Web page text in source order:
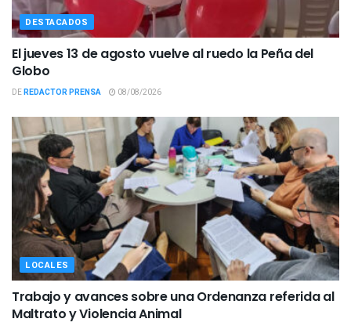
DESTACADOS
El jueves 13 de agosto vuelve al ruedo la Peña del
Globo
DEREDACTOR PRENSA 08/08/2026
LOCALES
Trabajo y avances sobre una Ordenanza referida al
Maltrato y Violencia Animal